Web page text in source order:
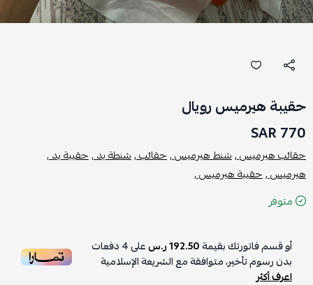
حقيبة هيرميس رويال
770 SAR
حقائب هيرميس ,شنط هيرميس ,حقائب ,شنطة يد ,حقيبة يد ,
هيرميس ,حقيبة هيرميس ,
متوفر
أو قسم فاتورتك بقيمة192.50 ر.س على4دفعات
بدون رسوم تأخير، متوافقة مع الشريعة الإسلامية
اعرف أكثر